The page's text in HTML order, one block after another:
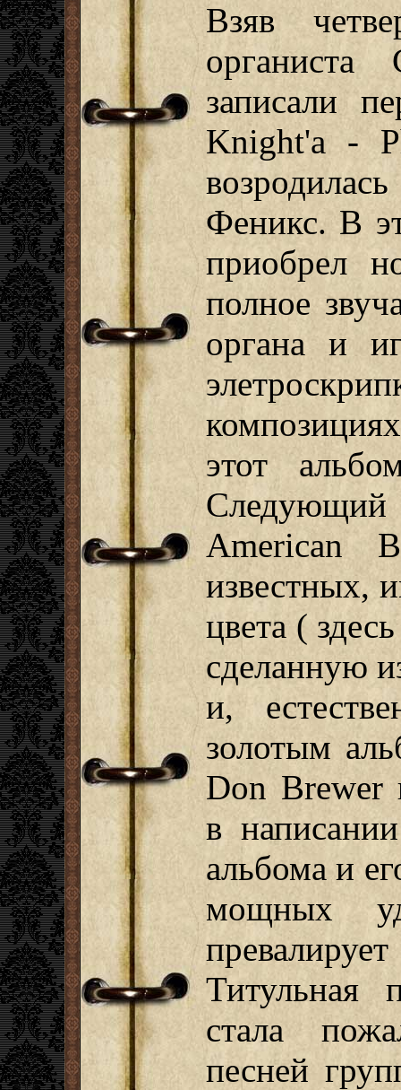
Взяв
органиста
записали
Knight'а -
Феникс. В
приобрел
полное
органа и
этот
American
известных,
цвета (
сделанную
и,
золотым
Don Brewer
в
альбома и
мощных
Титульная
стала
песней